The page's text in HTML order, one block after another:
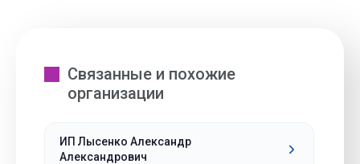
Связанные и похожие
организации
ИП Лысенко Александр
Александрович